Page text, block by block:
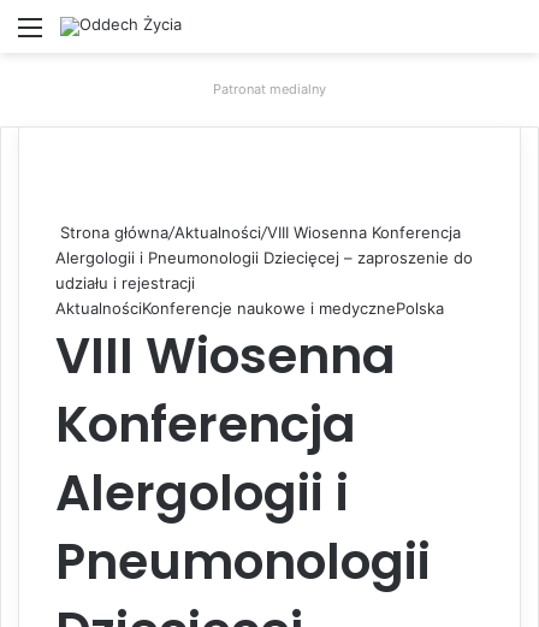
Menu
Patronat medialny
Strona główna/Aktualności/VIII Wiosenna Konferencja
Alergologii i Pneumonologii Dziecięcej – zaproszenie do
udziału i rejestracji
AktualnościKonferencje naukowe i medycznePolska
VIII Wiosenna
Konferencja
Alergologii i
Pneumonologii